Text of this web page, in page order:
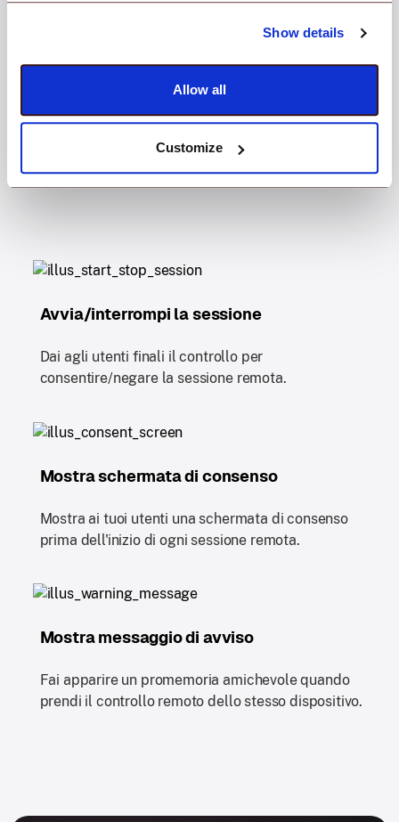
Show details
Allow all
Customize
Con il supporto remoto per BYOD i tuoi dipendenti
ottengono sia flessibilità che supporto istantaneo,
Risolvi i problemi dei dispositivi dei tuoi dipendenti
con facilità e precisione, offrendo al contempo ai
tuoi dipendenti autonomia sul dispositivo.
Avvia/interrompi la sessione
Dai agli utenti finali il controllo per
consentire/negare la sessione remota.
Mostra schermata di consenso
Mostra ai tuoi utenti una schermata di consenso
prima dell'inizio di ogni sessione remota.
Mostra messaggio di avviso
Fai apparire un promemoria amichevole quando
prendi il controllo remoto dello stesso dispositivo.